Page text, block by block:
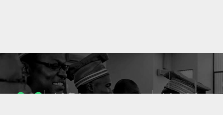
1053 10633